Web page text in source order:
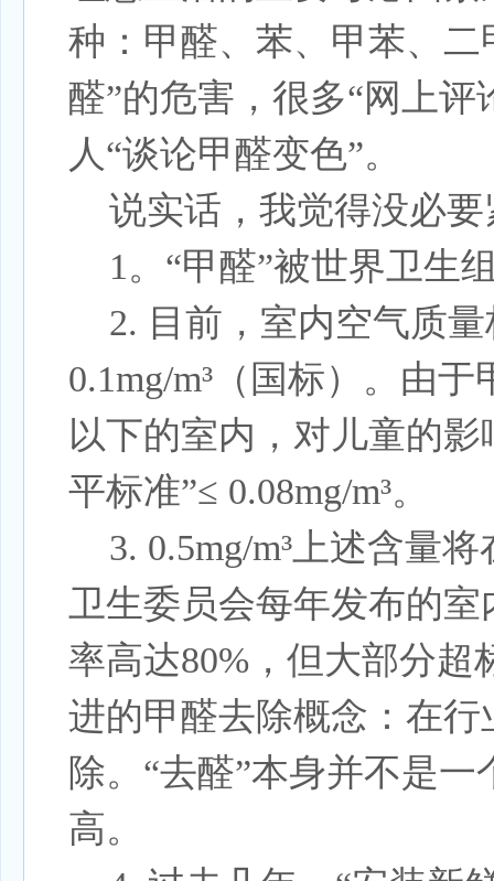
种：甲醛、苯、甲苯、
醛”的危害，很多“网上
人“谈论甲醛变色”。
说实话，我觉得没必
1。“甲醛”被世界卫生
2. 目前，室内空气质
0.1mg/m³（国标）。由
以下的室内，对儿童的
平标准”≤ 0.08mg/m³。
3. 0.5mg/m³上述含量
卫生委员会每年发布的
率高达80%，但大部分超
进的甲醛去除概念：在
除。“去醛”本身并不是
高。